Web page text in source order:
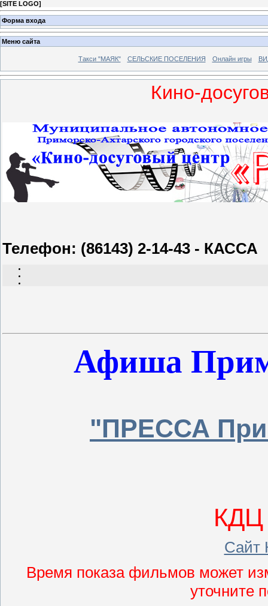
[SITE LOGO]
Форма входа
Меню сайта
Такси "МАЯК" СЕЛЬСКИЕ ПОСЕЛЕНИЯ Онлайн игры
Кино-
Телефон: (86143) 2-14-43 - КАССА
Афиша
"ПРЕССА
КДЦ
Сайт
Время показа фильмов может
уточните